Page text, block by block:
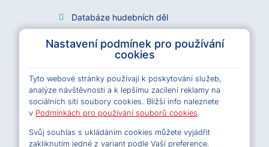
Nastavení podmínek pro používání
cookies
Tyto webové stránky používají k poskytování služeb,
analýze návštěvnosti a k lepšímu zacílení reklamy na
sociálních sítí soubory cookies. Bližší info naleznete
v Podmínkách pro používání souborů cookies.
Svůj souhlas s ukládáním cookies můžete vyjádřit
zakliknutím jedné z variant podle Vaší preference.
Databáze hudebních děl
Kariéra
Licenční podmínky e-shopu OSA
Pravidla ochrany osobních údajů
Pravidla cookies